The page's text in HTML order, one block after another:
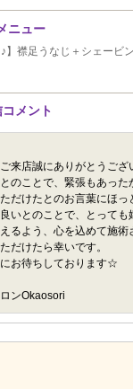
ニュー
】襟足うなじ＋シェービ
メント
来店誠にありがとうござ
のことで、緊張もあった
だけたとのお言葉にほっ
いとのことで、とっても
るよう、心を込めて施
だけたら幸いです。
お待ちしております☆
ンOkaosori